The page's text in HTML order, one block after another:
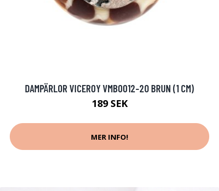
DAMPÄRLOR VICEROY VMB0012-20 BRUN (1 CM)
189 SEK
MER INFO!